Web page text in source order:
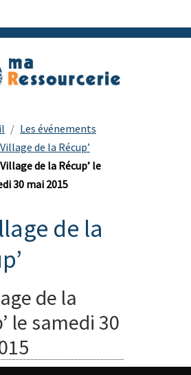
Les événements
de la Récup’
de la Récup’ le
30 mai 2015
de la
de la
le samedi 30